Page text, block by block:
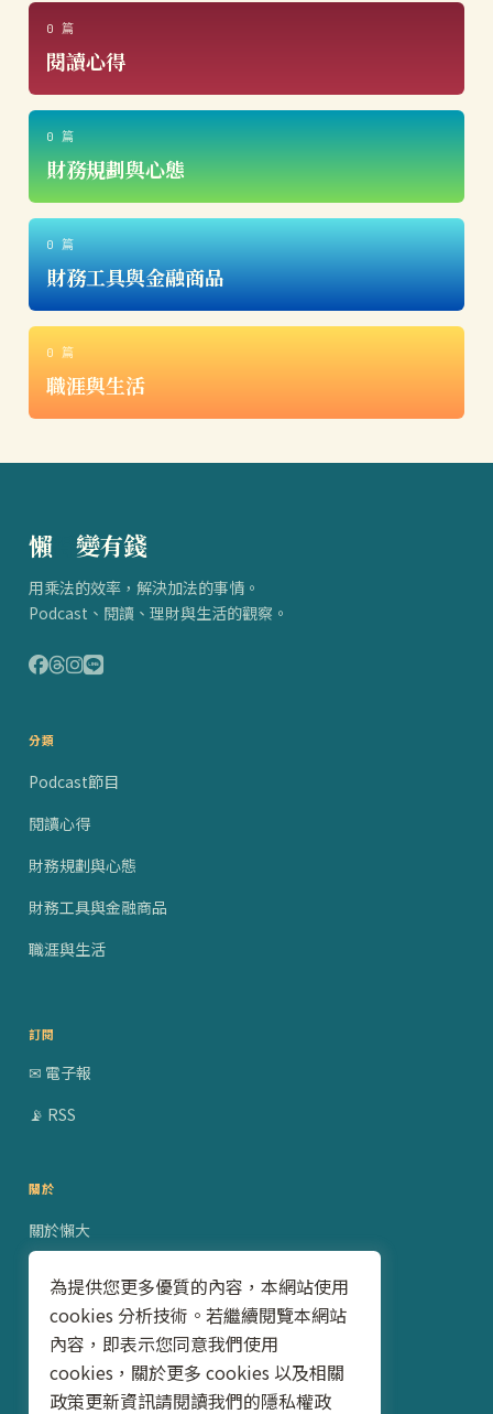
0 篇
閱讀心得
0 篇
財務規劃與心態
0 篇
財務工具與金融商品
0 篇
職涯與生活
懶得 變有錢
用乘法的效率，解決加法的事情。
Podcast、閱讀、理財與生活的觀察。
分類
Podcast節目
閱讀心得
財務規劃與心態
財務工具與金融商品
職涯與生活
訂閱
✉ 電子報
📡 RSS
關於
關於懶大
隱私權政策
聯絡我
為提供您更多優質的內容，本網站使用
cookies 分析技術。若繼續閱覽本網站
內容，即表示您同意我們使用
cookies，關於更多 cookies 以及相關
政策更新資訊請閱讀我們的隱私權政